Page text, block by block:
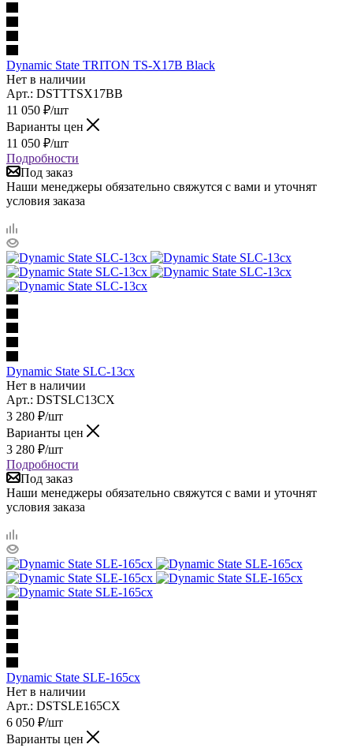
Dynamic State TRITON TS-X17B Black
Нет в наличии
Арт.: DSTTTSX17BB
11 050 ₽/шт
Варианты цен
11 050 ₽/шт
Подробности
Под заказ
Наши менеджеры обязательно свяжутся с вами и уточнят
условия заказа
Dynamic State SLC-13cx
Нет в наличии
Арт.: DSTSLC13CX
3 280 ₽/шт
Варианты цен
3 280 ₽/шт
Подробности
Под заказ
Наши менеджеры обязательно свяжутся с вами и уточнят
условия заказа
Dynamic State SLE-165cx
Нет в наличии
Арт.: DSTSLE165CX
6 050 ₽/шт
Варианты цен